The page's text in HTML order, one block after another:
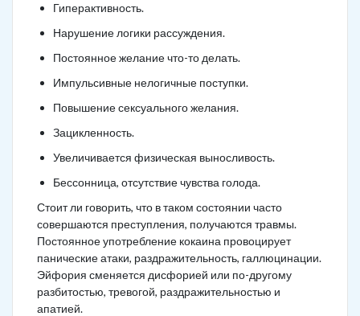
Гиперактивность.
Нарушение логики рассуждения.
Постоянное желание что-то делать.
Импульсивные нелогичные поступки.
Повышение сексуального желания.
Зацикленность.
Увеличивается физическая выносливость.
Бессонница, отсутствие чувства голода.
Стоит ли говорить, что в таком состоянии часто
совершаются преступления, получаются травмы.
Постоянное употребление кокаина провоцирует
панические атаки, раздражительность, галлюцинации.
Эйфория сменяется дисфорией или по-другому
разбитостью, тревогой, раздражительностью и
апатией.